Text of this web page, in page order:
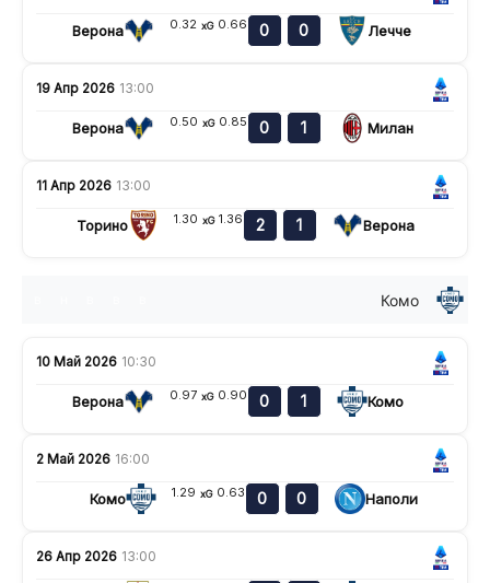
Верона 0.32 xG 0.66 0 0 Лечче
19 Апр 2026 13:00
Верона 0.50 xG 0.85 0 1 Милан
11 Апр 2026 13:00
Торино 1.30 xG 1.36 2 1 Верона
Комо
10 Май 2026 10:30
Верона 0.97 xG 0.90 0 1 Комо
2 Май 2026 16:00
Комо 1.29 xG 0.63 0 0 Наполи
26 Апр 2026 13:00